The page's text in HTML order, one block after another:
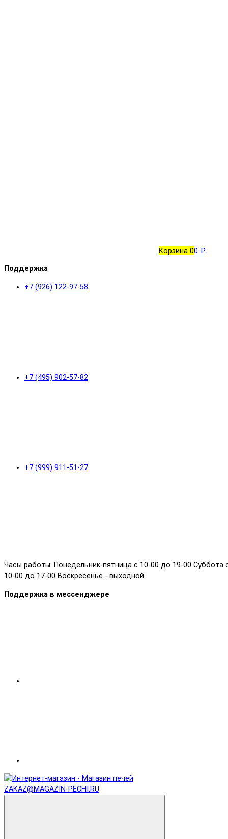
Корзина 00 ₽
Поддержка
+7 (926) 122-97-58
+7 (495) 902-57-82
+7 (999) 911-51-27
Часы работы: Понедельник-пятница с 10-00 до 19-00 Суббота
10-00 до 17-00 Воскресенье - выходной.
Поддержка в мессенджере
ZAKAZ@MAGAZIN-PECHI.RU